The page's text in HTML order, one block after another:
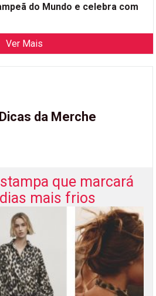
do Mundo e celebra com
Ver Mais
Dicas da Merche
que marcará
mais frios